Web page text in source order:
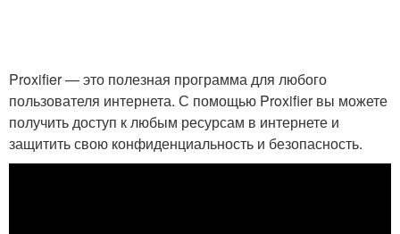
Proxifier — это полезная программа для любого
пользователя интернета. С помощью Proxifier вы можете
получить доступ к любым ресурсам в интернете и
защитить свою конфиденциальность и безопасность.